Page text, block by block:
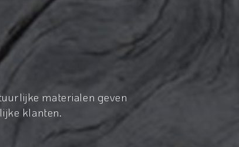
materialen geven
klanten.